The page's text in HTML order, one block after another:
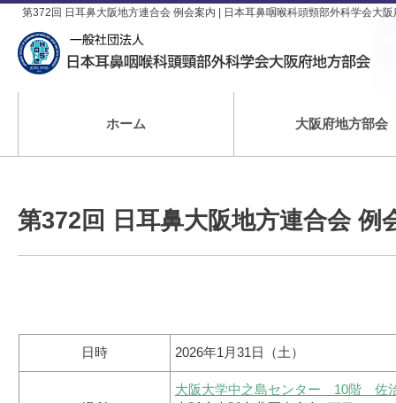
第372回 日耳鼻大阪地方連合会 例会案内 | 日本耳鼻咽喉科頭頸部外科学会大
ホーム 大阪府地方部会
第372回 日耳鼻大阪地方連合会 例
日時 2026年1月31日（土）
大阪大学中之島センター 10階 佐